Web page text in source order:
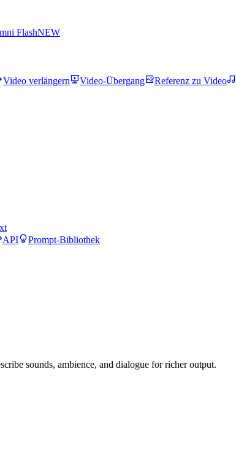
FlashNEW
Video verlängern Video-Übergang Referenz zu Video
API
Prompt-Bibliothek
sounds, ambience, and dialogue for richer output.